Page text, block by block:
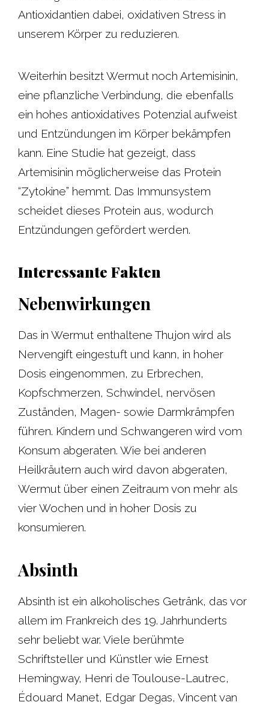
Antioxidantien dabei, oxidativen Stress in
unserem Körper zu reduzieren.
Weiterhin besitzt Wermut noch Artemisinin,
eine pflanzliche Verbindung, die ebenfalls
ein hohes antioxidatives Potenzial aufweist
und Entzündungen im Körper bekämpfen
kann. Eine Studie hat gezeigt, dass
Artemisinin möglicherweise das Protein
“Zytokine” hemmt. Das Immunsystem
scheidet dieses Protein aus, wodurch
Entzündungen gefördert werden.
Interessante Fakten
Nebenwirkungen
Das in Wermut enthaltene Thujon wird als
Nervengift eingestuft und kann, in hoher
Dosis eingenommen, zu Erbrechen,
Kopfschmerzen, Schwindel, nervösen
Zuständen, Magen- sowie Darmkrämpfen
führen. Kindern und Schwangeren wird vom
Konsum abgeraten. Wie bei anderen
Heilkräutern auch wird davon abgeraten,
Wermut über einen Zeitraum von mehr als
vier Wochen und in hoher Dosis zu
konsumieren.
Absinth
Absinth ist ein alkoholisches Getränk, das vor
allem im Frankreich des 19. Jahrhunderts
sehr beliebt war. Viele berühmte
Schriftsteller und Künstler wie Ernest
Hemingway, Henri de Toulouse-Lautrec,
Édouard Manet, Edgar Degas, Vincent van